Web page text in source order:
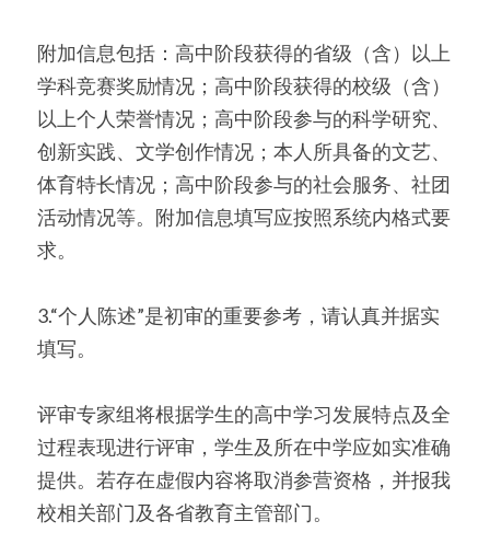
附加信息包括：高中阶段获得的省级（含）以上
学科竞赛奖励情况；高中阶段获得的校级（含）
以上个人荣誉情况；高中阶段参与的科学研究、
创新实践、文学创作情况；本人所具备的文艺、
体育特长情况；高中阶段参与的社会服务、社团
活动情况等。附加信息填写应按照系统内格式要
求。
3.“个人陈述”是初审的重要参考，请认真并据实
填写。
评审专家组将根据学生的高中学习发展特点及全
过程表现进行评审，学生及所在中学应如实准确
提供。若存在虚假内容将取消参营资格，并报我
校相关部门及各省教育主管部门。